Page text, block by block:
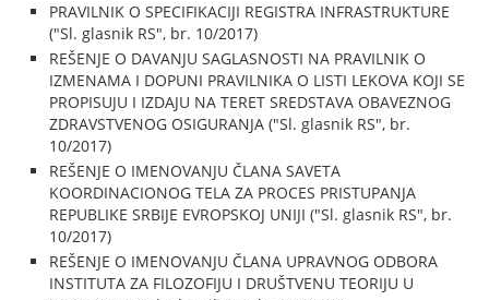
PRAVILNIK O SPECIFIKACIJI REGISTRA INFRASTRUKTURE
("Sl. glasnik RS", br. 10/2017)
REŠENJE O DAVANJU SAGLASNOSTI NA PRAVILNIK O
IZMENAMA I DOPUNI PRAVILNIKA O LISTI LEKOVA KOJI SE
PROPISUJU I IZDAJU NA TERET SREDSTAVA OBAVEZNOG
ZDRAVSTVENOG OSIGURANJA ("Sl. glasnik RS", br.
10/2017)
REŠENJE O IMENOVANJU ČLANA SAVETA
KOORDINACIONOG TELA ZA PROCES PRISTUPANJA
REPUBLIKE SRBIJE EVROPSKOJ UNIJI ("Sl. glasnik RS", br.
10/2017)
REŠENJE O IMENOVANJU ČLANA UPRAVNOG ODBORA
INSTITUTA ZA FILOZOFIJU I DRUŠTVENU TEORIJU U